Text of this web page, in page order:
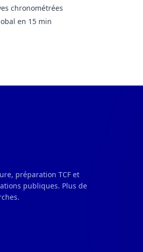
chronométrées
en 15 min
préparation TCF et
publiques. Plus de